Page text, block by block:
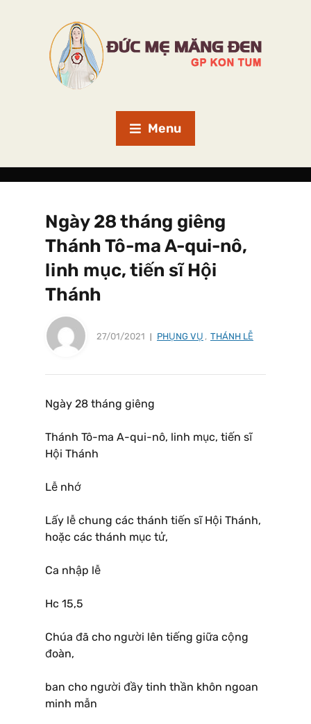
Menu
Ngày 28 tháng giêng
Thánh Tô-ma A-qui-nô,
linh mục, tiến sĩ Hội
Thánh
27/01/2021 PHỤNG VỤ , THÁNH LỄ
Ngày 28 tháng giêng
Thánh Tô-ma A-qui-nô, linh mục, tiến sĩ
Hội Thánh
Lễ nhớ
Lấy lễ chung các thánh tiến sĩ Hội Thánh,
hoặc các thánh mục tử,
Ca nhập lễ
Hc 15,5
Chúa đã cho người lên tiếng giữa cộng
đoàn,
ban cho người đầy tinh thần khôn ngoan
minh mẫn